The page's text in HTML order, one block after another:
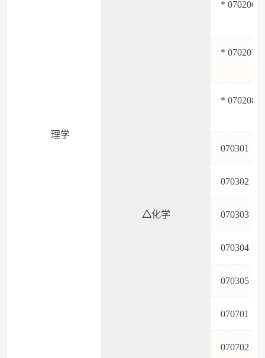
理学
* 070206
* 070207
* 070208
△化学